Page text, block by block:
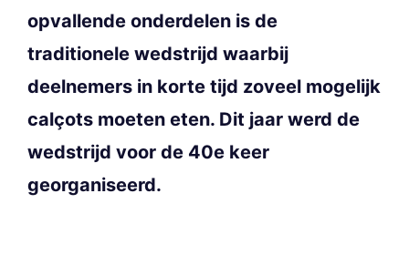
opvallende onderdelen is de
traditionele wedstrijd waarbij
deelnemers in korte tijd zoveel mogelijk
calçots moeten eten. Dit jaar werd de
wedstrijd voor de 40e keer
georganiseerd.